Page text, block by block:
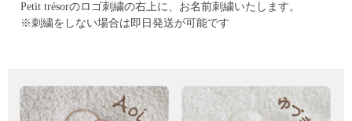
Petit trésorのロゴ刺繍の右上に、お名前刺繍いたします。
※刺繍をしない場合は即日発送が可能です